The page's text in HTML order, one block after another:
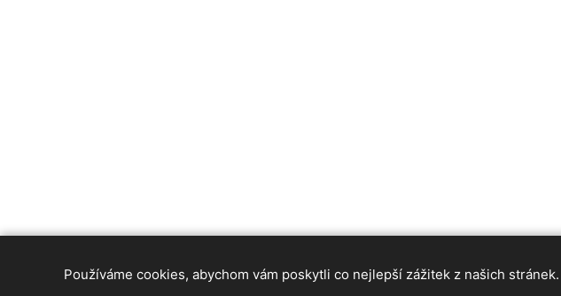
Používáme cookies, abychom vám poskytli co nejlepší zážitek z našich stránek.